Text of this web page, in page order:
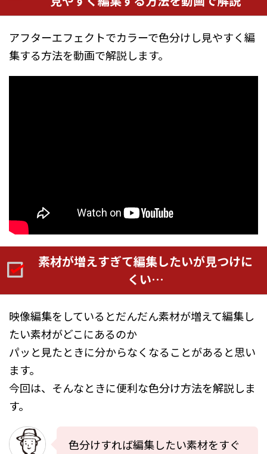
アフターエフェクトでカラーで色分けし見やすく編
集する方法を動画で解説します。
素材が増えすぎて編集したいが見つけに
くい…
映像編集をしているとだんだん素材が増えて編集し
たい素材がどこにあるのか
パッと見たときに分からなくなることがあると思い
ます。
今回は、そんなときに便利な色分け方法を解説しま
す。
色分けすれば編集したい素材をすぐ